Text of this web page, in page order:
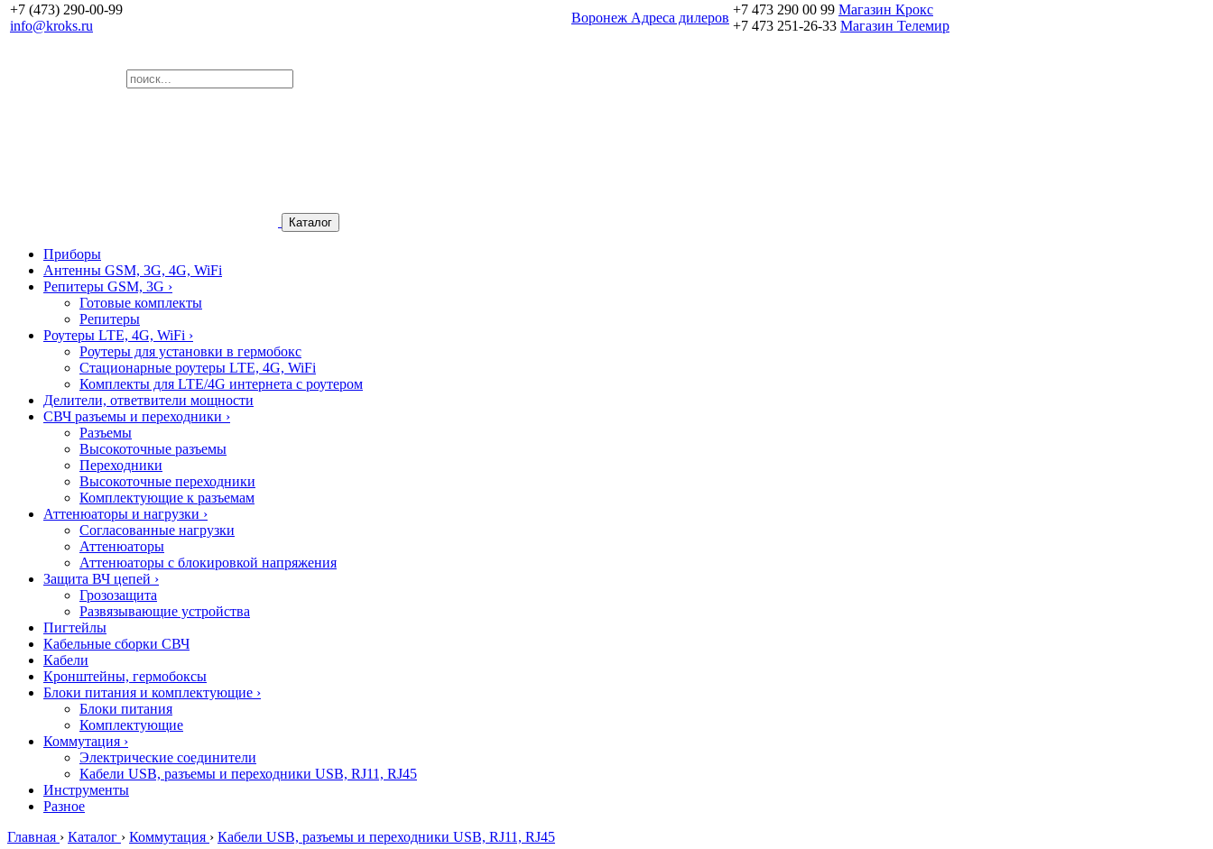
+7 (473) 290-00-99
info@kroks.ru
Воронеж Aдреса дилеров
+7 473 290 00 99 Магазин Крокс
+7 473 251-26-33 Магазин Телемир
Каталог
Приборы
Антенны GSM, 3G, 4G, WiFi
Репитеры GSM, 3G ›
Готовые комплекты
Репитеры
Роутеры LTE, 4G, WiFi ›
Роутеры для установки в гермобокс
Стационарные роутеры LTE, 4G, WiFi
Комплекты для LTE/4G интернета с роутером
Делители, ответвители мощности
СВЧ разъемы и переходники ›
Разъемы
Высокоточные разъемы
Переходники
Высокоточные переходники
Комплектующие к разъемам
Аттенюаторы и нагрузки ›
Согласованные нагрузки
Аттенюаторы
Аттенюаторы с блокировкой напряжения
Защита ВЧ цепей ›
Грозозащита
Развязывающие устройства
Пигтейлы
Кабельные сборки СВЧ
Кабели
Кронштейны, гермобоксы
Блоки питания и комплектующие ›
Блоки питания
Комплектующие
Коммутация ›
Электрические соединители
Кабели USB, разъемы и переходники USB, RJ11, RJ45
Инструменты
Разное
Главная › Каталог › Коммутация › Кабели USB, разъемы и переходники USB, RJ11, RJ45